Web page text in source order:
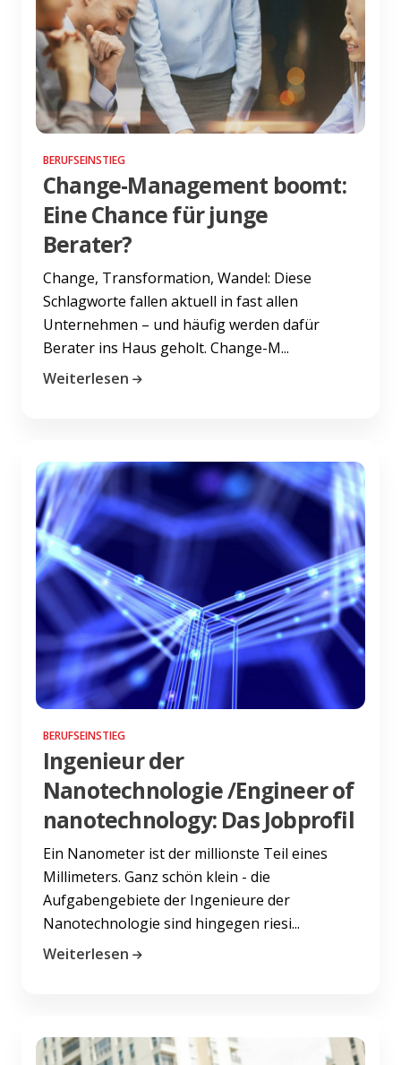
BERUFSEINSTIEG
Change-Management boomt:
Eine Chance für junge
Berater?
Change, Transformation, Wandel: Diese
Schlagworte fallen aktuell in fast allen
Unternehmen – und häufig werden dafür
Berater ins Haus geholt. Change-M...
Weiterlesen
BERUFSEINSTIEG
Ingenieur der
Nanotechnologie /Engineer of
nanotechnology: Das Jobprofil
Ein Nanometer ist der millionste Teil eines
Millimeters. Ganz schön klein - die
Aufgabengebiete der Ingenieure der
Nanotechnologie sind hingegen riesi...
Weiterlesen